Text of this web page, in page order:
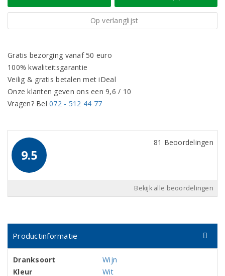
Op verlanglijst
Gratis bezorging vanaf 50 euro
100% kwaliteitsgarantie
Veilig & gratis betalen met iDeal
Onze klanten geven ons een 9,6 / 10
Vragen? Bel072 - 512 44 77
9.5
81 Beoordelingen
Bekijk alle beoordelingen
Productinformatie
Dranksoort
Wijn
Kleur
Wit